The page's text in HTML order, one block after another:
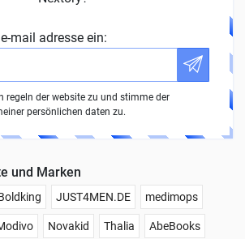
mail adresse ein:
regeln der website zu und stimme der
persönlichen daten zu.
und Marken
JUST4MEN.DE medimops
Novakid Thalia AbeBooks